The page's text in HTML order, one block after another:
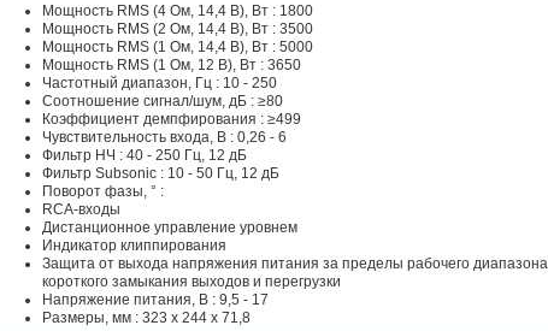
Мощность RMS (4 Ом, 14,4 В), Вт : 1800
Мощность RMS (2 Ом, 14,4 В), Вт : 3500
Мощность RMS (1 Ом, 14,4 В), Вт : 5000
Мощность RMS (1 Ом, 12 В), Вт : 3650
Частотный диапазон, Гц : 10 - 250
Соотношение сигнал/шум, дБ : ≥80
Коэффициент демпфирования : ≥499
Чувствительность входа, В : 0,26 - 6
Фильтр НЧ : 40 - 250 Гц, 12 дБ
Фильтр Subsonic : 10 - 50 Гц, 12 дБ
Поворот фазы, ° :
RCA-входы
Дистанционное управление уровнем
Индикатор клиппирования
Защита от выхода напряжения питания за пределы рабочего диапазона,
короткого замыкания выходов и перегрузки
Напряжение питания, В : 9,5 - 17
Размеры, мм : 323 x 244 x 71,8